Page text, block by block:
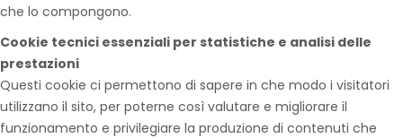
che lo compongono.
Cookie tecnici essenziali per statistiche e analisi delle
prestazioni
Questi cookie ci permettono di sapere in che modo i visitatori
utilizzano il sito, per poterne così valutare e migliorare il
funzionamento e privilegiare la produzione di contenuti che